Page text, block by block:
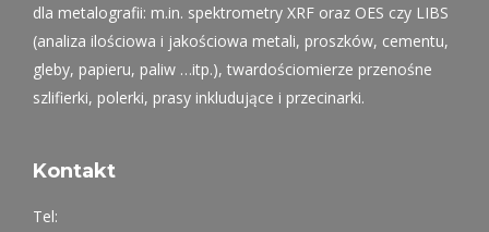
dla metalografii: m.in. spektrometry XRF oraz OES czy LIBS
(analiza ilościowa i jakościowa metali, proszków, cementu,
gleby, papieru, paliw …itp.), twardościomierze przenośne
szlifierki, polerki, prasy inkludujące i przecinarki.
Kontakt
Tel: